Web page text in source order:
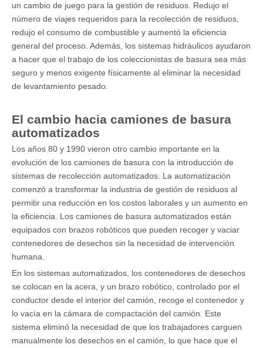
un cambio de juego para la gestión de residuos. Redujo el
número de viajes requeridos para la recolección de residuos,
redujo el consumo de combustible y aumentó la eficiencia
general del proceso. Además, los sistemas hidráulicos ayudaron
a hacer que el trabajo de los coleccionistas de basura sea más
seguro y menos exigente físicamente al eliminar la necesidad
de levantamiento pesado.
El cambio hacia camiones de basura
automatizados
Los años 80 y 1990 vieron otro cambio importante en la
evolución de los camiones de basura con la introducción de
sistemas de recolección automatizados. La automatización
comenzó a transformar la industria de gestión de residuos al
permitir una reducción en los costos laborales y un aumento en
la eficiencia. Los camiones de basura automatizados están
equipados con brazos robóticos que pueden recoger y vaciar
contenedores de desechos sin la necesidad de intervención
humana.
En los sistemas automatizados, los contenedores de desechos
se colocan en la acera, y un brazo robótico, controlado por el
conductor desde el interior del camión, recoge el contenedor y
lo vacía en la cámara de compactación del camión. Este
sistema eliminó la necesidad de que los trabajadores carguen
manualmente los desechos en el camión, lo que hace que el